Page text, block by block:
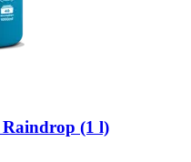
Raindrop (1 l)